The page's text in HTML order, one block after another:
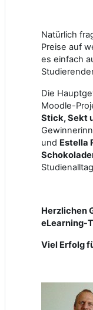
Natürlich
Preise auf
es einfach
Die
Moodle-
Stick, Sekt
und Estella
Herzlichen
eLearning-
Viel Erfolg